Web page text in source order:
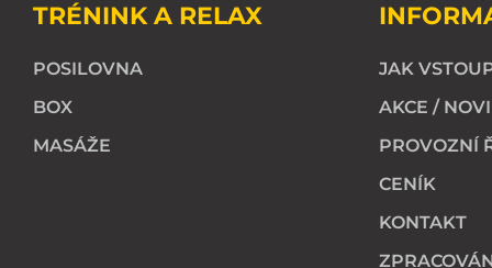
TRÉNINK A RELAX
POSILOVNA
BOX
MASÁŽE
JAK
AKCE /
PROVOZNÍ
CENÍK
KONTAKT